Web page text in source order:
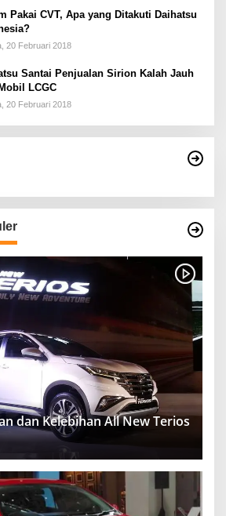
Pakai CVT, Apa yang Ditakuti Daihatsu
20 Februari 2018
Santai Penjualan Sirion Kalah Jauh
LCGC
20 Februari 2018
dan Kelebihan All New Terios